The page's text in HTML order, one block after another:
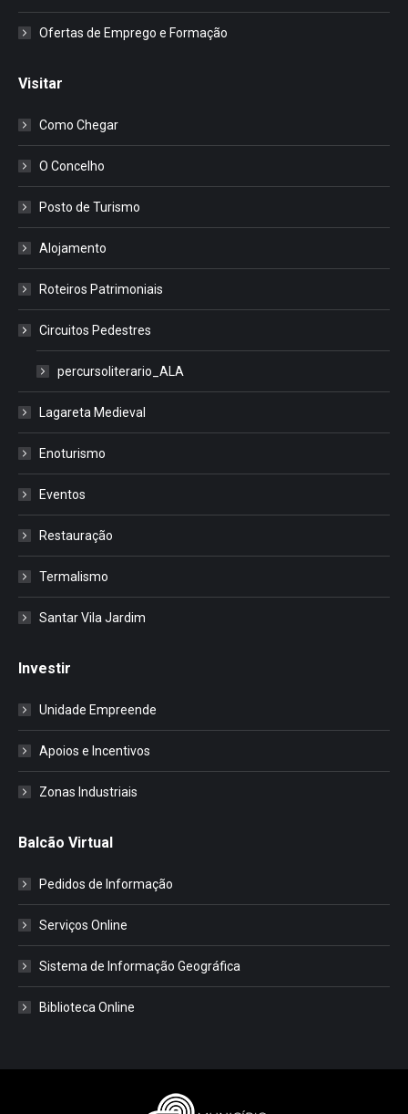
Ofertas de Emprego e Formação
Visitar
Como Chegar
O Concelho
Posto de Turismo
Alojamento
Roteiros Patrimoniais
Circuitos Pedestres
percursoliterario_ALA
Lagareta Medieval
Enoturismo
Eventos
Restauração
Termalismo
Santar Vila Jardim
Investir
Unidade Empreende
Apoios e Incentivos
Zonas Industriais
Balcão Virtual
Pedidos de Informação
Serviços Online
Sistema de Informação Geográfica
Biblioteca Online